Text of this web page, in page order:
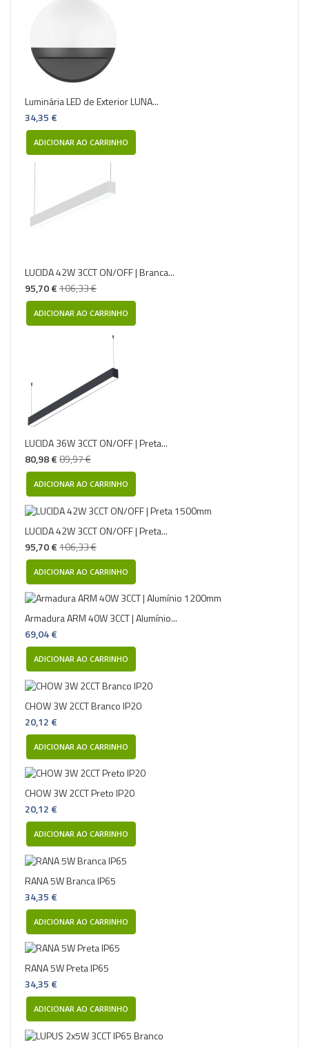
Luminária LED de Exterior LUNA...
34,35 €
ADICIONAR AO CARRINHO
LUCIDA 42W 3CCT ON/OFF | Branca...
95,70 €106,33 €
ADICIONAR AO CARRINHO
LUCIDA 36W 3CCT ON/OFF | Preta...
80,98 €89,97 €
ADICIONAR AO CARRINHO
LUCIDA 42W 3CCT ON/OFF | Preta...
95,70 €106,33 €
ADICIONAR AO CARRINHO
Armadura ARM 40W 3CCT | Alumínio...
69,04 €
ADICIONAR AO CARRINHO
CHOW 3W 2CCT Branco IP20
20,12 €
ADICIONAR AO CARRINHO
CHOW 3W 2CCT Preto IP20
20,12 €
ADICIONAR AO CARRINHO
RANA 5W Branca IP65
34,35 €
ADICIONAR AO CARRINHO
RANA 5W Preta IP65
34,35 €
ADICIONAR AO CARRINHO